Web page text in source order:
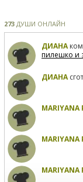
273 ДУШИ ОНЛАЙН
ДИАНА
пилешко и
ДИАНА
MARIYANA
MARIYANA
MARIYANA